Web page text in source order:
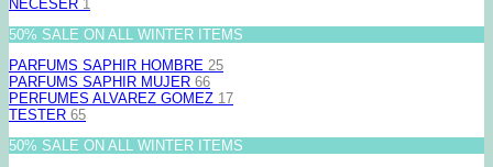
NECESER 1
50% SALE ON ALL WINTER ITEMS
PARFUMS SAPHIR HOMBRE 25
PARFUMS SAPHIR MUJER 66
PERFUMES ALVAREZ GOMEZ 17
TESTER 65
50% SALE ON ALL WINTER ITEMS